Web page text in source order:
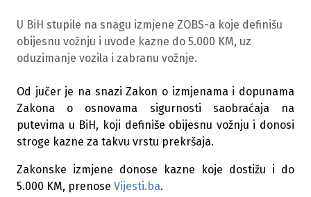
U BiH stupile na snagu izmjene ZOBS-a koje definišu
obijesnu vožnju i uvode kazne do 5.000 KM, uz
oduzimanje vozila i zabranu vožnje.
Od jučer je na snazi Zakon o izmjenama i dopunama
Zakona o osnovama sigurnosti saobraćaja na
putevima u BiH, koji definiše obijesnu vožnju i donosi
stroge kazne za takvu vrstu prekršaja.
Zakonske izmjene donose kazne koje dostižu i do
5.000 KM, prenose Vijesti.ba.